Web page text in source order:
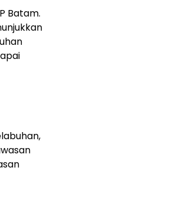
Batam.